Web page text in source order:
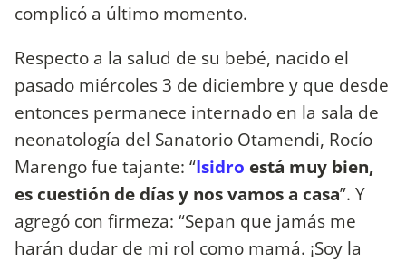
complicó a último momento.
Respecto a la salud de su bebé, nacido el
pasado miércoles 3 de diciembre y que desde
entonces permanece internado en la sala de
neonatología del Sanatorio Otamendi, Rocío
Marengo fue tajante: “Isidro está muy bien,
es cuestión de días y nos vamos a casa”. Y
agregó con firmeza: “Sepan que jamás me
harán dudar de mi rol como mamá. ¡Soy la